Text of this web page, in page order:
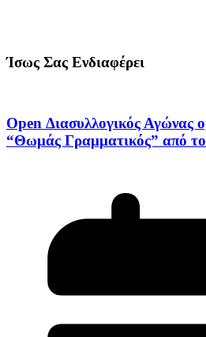
Ίσως Σας Ενδιαφέρει
Open Διασυλλογικός
“Θωμάς Γραμματικός” από